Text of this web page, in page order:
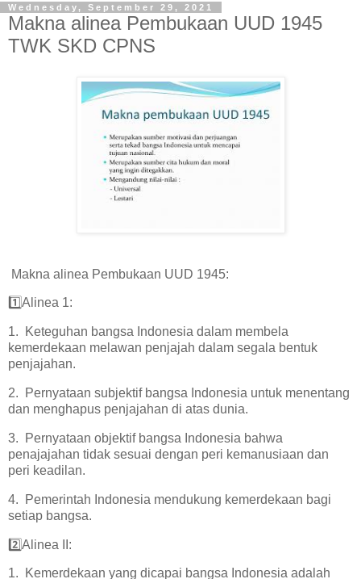
Wednesday, September 29, 2021
Makna alinea Pembukaan UUD 1945
TWK SKD CPNS
Makna alinea Pembukaan UUD 1945:
1️⃣Alinea 1:
1. Keteguhan bangsa Indonesia dalam membela
kemerdekaan melawan penjajah dalam segala bentuk
penjajahan.
2. Pernyataan subjektif bangsa Indonesia untuk menentang
dan menghapus penjajahan di atas dunia.
3. Pernyataan objektif bangsa Indonesia bahwa
penajajahan tidak sesuai dengan peri kemanusiaan dan
peri keadilan.
4. Pemerintah Indonesia mendukung kemerdekaan bagi
setiap bangsa.
2️⃣Alinea II:
1. Kemerdekaan yang dicapai bangsa Indonesia adalah